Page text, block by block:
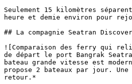
Seulement 15 kilomètres
heure et demie environ pour
## La compagnie Seatran
![Comparaison des ferry qui
de départ le port Bangrak
bateau grande vitesse est
propose 2 bateaux par jour.
retour.*